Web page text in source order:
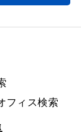
フィス検索